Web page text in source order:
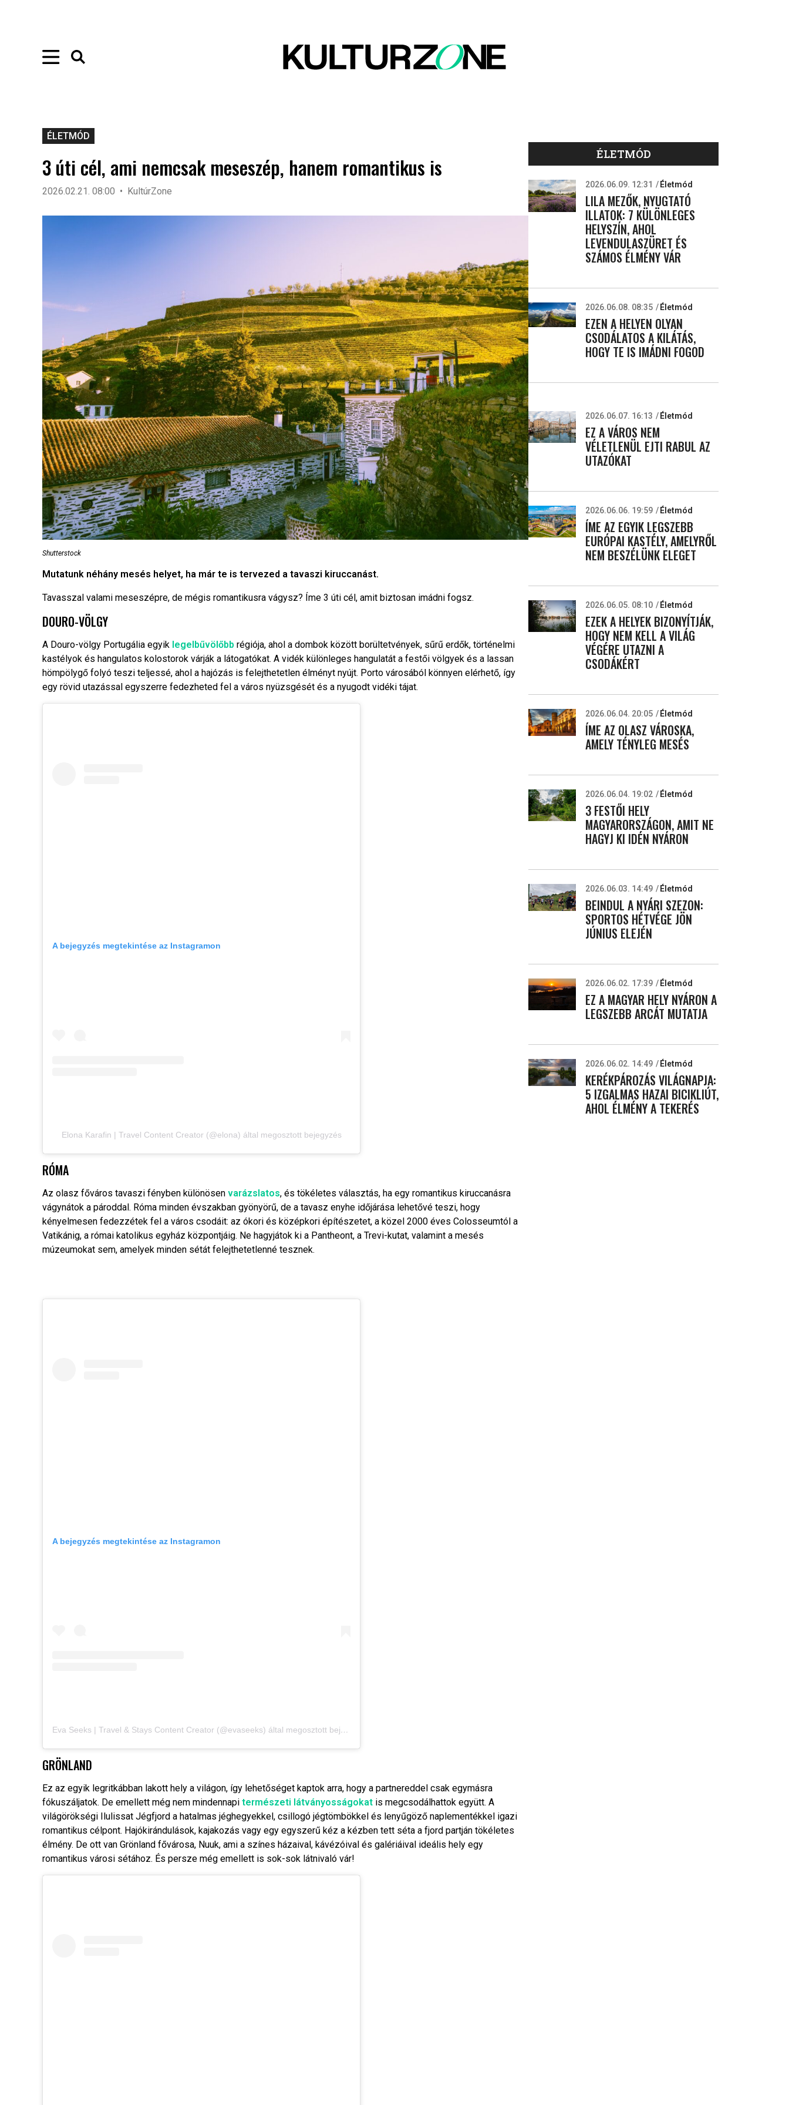
ÉLETMÓD
3 úti cél, ami nemcsak meseszép, hanem romantikus is
2026.02.21. 08:00 KultúrZone
Shutterstock
Mutatunk néhány mesés helyet, ha már te is tervezed a tavaszi kiruccanást.
Tavasszal valami meseszépre, de mégis romantikusra vágysz? Íme 3 úti cél, amit biztosan imádni fogsz.
DOURO-VÖLGY
A Douro-völgy Portugália egyik legelbűvölőbb régiója, ahol a dombok között borültetvények, sűrű erdők, történelmi
kastélyok és hangulatos kolostorok várják a látogatókat. A vidék különleges hangulatát a festői völgyek és a lassan
hömpölygő folyó teszi teljessé, ahol a hajózás is felejthetetlen élményt nyújt. Porto városából könnyen elérhető, így
egy rövid utazással egyszerre fedezheted fel a város nyüzsgését és a nyugodt vidéki tájat.
A bejegyzés megtekintése az Instagramon
Elona Karafin | Travel Content Creator (@elona) által megosztott bejegyzés
RÓMA
Az olasz főváros tavaszi fényben különösen varázslatos, és tökéletes választás, ha egy romantikus kiruccanásra
vágynátok a pároddal. Róma minden évszakban gyönyörű, de a tavasz enyhe időjárása lehetővé teszi, hogy
kényelmesen fedezzétek fel a város csodáit: az ókori és középkori építészetet, a közel 2000 éves Colosseumtól a
Vatikánig, a római katolikus egyház központjáig. Ne hagyjátok ki a Pantheont, a Trevi-kutat, valamint a mesés
múzeumokat sem, amelyek minden sétát felejthetetlenné tesznek.
A bejegyzés megtekintése az Instagramon
Eva Seeks | Travel & Stays Content Creator (@evaseeks) által megosztott bejegyzés
GRÖNLAND
Ez az egyik legritkábban lakott hely a világon, így lehetőséget kaptok arra, hogy a partnereddel csak egymásra
fókuszáljatok. De emellett még nem mindennapi természeti látványosságokat is megcsodálhattok együtt. A
világörökségi Ilulissat Jégfjord a hatalmas jéghegyekkel, csillogó jégtömbökkel és lenyűgöző naplementékkel igazi
romantikus célpont. Hajókirándulások, kajakozás vagy egy egyszerű kéz a kézben tett séta a fjord partján tökéletes
élmény. De ott van Grönland fővárosa, Nuuk, ami a színes házaival, kávézóival és galériáival ideális hely egy
romantikus városi sétához. És persze még emellett is sok-sok látnivaló vár!
ÉLETMÓD
2026.06.09. 12:31 Életmód
LILA MEZŐK, NYUGTATÓ
ILLATOK: 7 KÜLÖNLEGES
HELYSZÍN, AHOL
LEVENDULASZÜRET ÉS
SZÁMOS ÉLMÉNY VÁR
2026.06.08. 08:35 Életmód
EZEN A HELYEN OLYAN
CSODÁLATOS A KILÁTÁS,
HOGY TE IS IMÁDNI FOGOD
2026.06.07. 16:13 Életmód
EZ A VÁROS NEM
VÉLETLENÜL EJTI RABUL AZ
UTAZÓKAT
2026.06.06. 19:59 Életmód
ÍME AZ EGYIK LEGSZEBB
EURÓPAI KASTÉLY, AMELYRŐL
NEM BESZÉLÜNK ELEGET
2026.06.05. 08:10 Életmód
EZEK A HELYEK BIZONYÍTJÁK,
HOGY NEM KELL A VILÁG
VÉGÉRE UTAZNI A
CSODÁKÉRT
2026.06.04. 20:05 Életmód
ÍME AZ OLASZ VÁROSKA,
AMELY TÉNYLEG MESÉS
2026.06.04. 19:02 Életmód
3 FESTŐI HELY
MAGYARORSZÁGON, AMIT NE
HAGYJ KI IDÉN NYÁRON
2026.06.03. 14:49 Életmód
BEINDUL A NYÁRI SZEZON:
SPORTOS HÉTVÉGE JÖN
JÚNIUS ELEJÉN
2026.06.02. 17:39 Életmód
EZ A MAGYAR HELY NYÁRON A
LEGSZEBB ARCÁT MUTATJA
2026.06.02. 14:49 Életmód
KERÉKPÁROZÁS VILÁGNAPJA:
5 IZGALMAS HAZAI BICIKLIÚT,
AHOL ÉLMÉNY A TEKERÉS